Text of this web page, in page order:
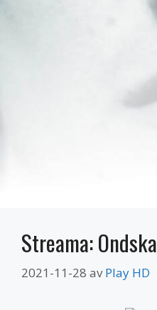
Streama:
2021-11-28 avPlay HD